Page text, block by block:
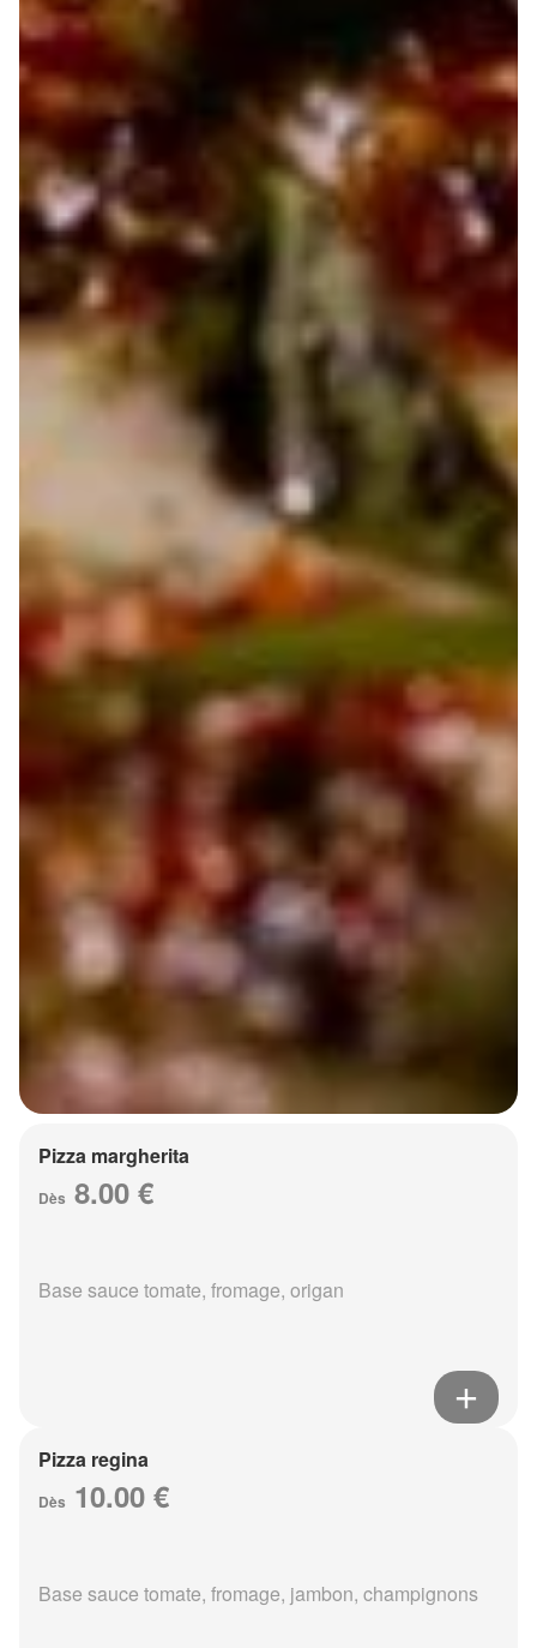
Pizza margherita
Dès 8.00 €
Base sauce tomate, fromage, origan
Pizza regina
Dès 10.00 €
Base sauce tomate, fromage, jambon, champignons